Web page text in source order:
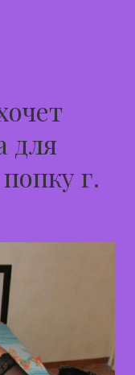
для
г.